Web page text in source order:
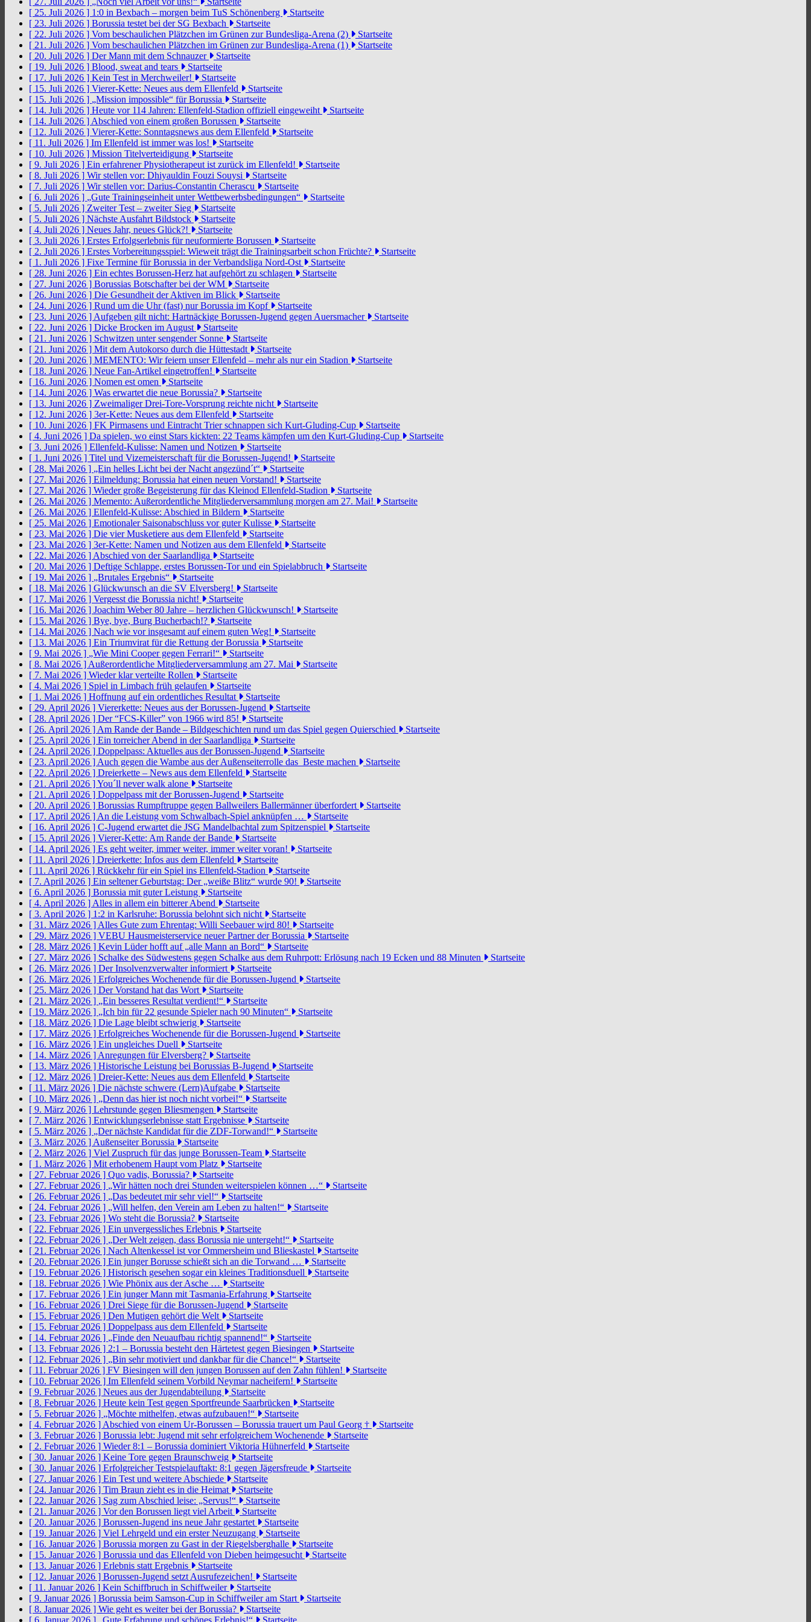
[ 25. Juli 2026 ] 1:0 in Bexbach – morgen beim TuS Schönenberg
Startseite
[ 23. Juli 2026 ] Borussia testet bei der SG Bexbach
Startseite
[ 22. Juli 2026 ] Vom beschaulichen Plätzchen im Grünen zur Bundesliga-Arena (2)
Startseite
[ 21. Juli 2026 ] Vom beschaulichen Plätzchen im Grünen zur Bundesliga-Arena (1)
Startseite
[ 20. Juli 2026 ] Der Mann mit dem Schnauzer
Startseite
[ 19. Juli 2026 ] Blood, sweat and tears
Startseite
[ 17. Juli 2026 ] Kein Test in Merchweiler!
Startseite
[ 15. Juli 2026 ] Vierer-Kette: Neues aus dem Ellenfeld
Startseite
[ 15. Juli 2026 ] „Mission impossible“ für Borussia
Startseite
[ 14. Juli 2026 ] Heute vor 114 Jahren: Ellenfeld-Stadion offiziell eingeweiht
Startseite
[ 14. Juli 2026 ] Abschied von einem großen Borussen
Startseite
[ 12. Juli 2026 ] Vierer-Kette: Sonntagsnews aus dem Ellenfeld
Startseite
[ 11. Juli 2026 ] Im Ellenfeld ist immer was los!
Startseite
[ 10. Juli 2026 ] Mission Titelverteidigung
Startseite
[ 9. Juli 2026 ] Ein erfahrener Physiotherapeut ist zurück im Ellenfeld!
Startseite
[ 8. Juli 2026 ] Wir stellen vor: Dhiyauldin Fouzi Souysi
Startseite
[ 7. Juli 2026 ] Wir stellen vor: Darius-Constantin Cherascu
Startseite
[ 6. Juli 2026 ] „Gute Trainingseinheit unter Wettbewerbsbedingungen“
Startseite
[ 5. Juli 2026 ] Zweiter Test – zweiter Sieg
Startseite
[ 5. Juli 2026 ] Nächste Ausfahrt Bildstock
Startseite
[ 4. Juli 2026 ] Neues Jahr, neues Glück?!
Startseite
[ 3. Juli 2026 ] Erstes Erfolgserlebnis für neuformierte Borussen
Startseite
[ 2. Juli 2026 ] Erstes Vorbereitungsspiel: Wieweit trägt die Trainingsarbeit schon Früchte?
Startseite
[ 1. Juli 2026 ] Fixe Termine für Borussia in der Verbandsliga Nord-Ost
Startseite
[ 28. Juni 2026 ] Ein echtes Borussen-Herz hat aufgehört zu schlagen
Startseite
[ 27. Juni 2026 ] Borussias Botschafter bei der WM
Startseite
[ 26. Juni 2026 ] Die Gesundheit der Aktiven im Blick
Startseite
[ 24. Juni 2026 ] Rund um die Uhr (fast) nur Borussia im Kopf
Startseite
[ 23. Juni 2026 ] Aufgeben gilt nicht: Hartnäckige Borussen-Jugend gegen Auersmacher
Startseite
[ 22. Juni 2026 ] Dicke Brocken im August
Startseite
[ 21. Juni 2026 ] Schwitzen unter sengender Sonne
Startseite
[ 21. Juni 2026 ] Mit dem Autokorso durch die Hüttestadt
Startseite
[ 20. Juni 2026 ] MEMENTO: Wir feiern unser Ellenfeld – mehr als nur ein Stadion
Startseite
[ 18. Juni 2026 ] Neue Fan-Artikel eingetroffen!
Startseite
[ 16. Juni 2026 ] Nomen est omen
Startseite
[ 14. Juni 2026 ] Was erwartet die neue Borussia?
Startseite
[ 13. Juni 2026 ] Zweimaliger Drei-Tore-Vorsprung reichte nicht
Startseite
[ 12. Juni 2026 ] 3er-Kette: Neues aus dem Ellenfeld
Startseite
[ 10. Juni 2026 ] FK Pirmasens und Eintracht Trier schnappen sich Kurt-Gluding-Cup
Startseite
[ 4. Juni 2026 ] Da spielen, wo einst Stars kickten: 22 Teams kämpfen um den Kurt-Gluding-Cup
Startseite
[ 3. Juni 2026 ] Ellenfeld-Kulisse: Namen und Notizen
Startseite
[ 1. Juni 2026 ] Titel und Vizemeisterschaft für die Borussen-Jugend!
Startseite
[ 28. Mai 2026 ] „Ein helles Licht bei der Nacht angezünd´t“
Startseite
[ 27. Mai 2026 ] Eilmeldung: Borussia hat einen neuen Vorstand!
Startseite
[ 27. Mai 2026 ] Wieder große Begeisterung für das Kleinod Ellenfeld-Stadion
Startseite
[ 26. Mai 2026 ] Memento: Außerordentliche Mitgliederversammlung morgen am 27. Mai!
Startseite
[ 26. Mai 2026 ] Ellenfeld-Kulisse: Abschied in Bildern
Startseite
[ 25. Mai 2026 ] Emotionaler Saisonabschluss vor guter Kulisse
Startseite
[ 23. Mai 2026 ] Die vier Musketiere aus dem Ellenfeld
Startseite
[ 23. Mai 2026 ] 3er-Kette: Namen und Notizen aus dem Ellenfeld
Startseite
[ 22. Mai 2026 ] Abschied von der Saarlandliga
Startseite
[ 20. Mai 2026 ] Deftige Schlappe, erstes Borussen-Tor und ein Spielabbruch
Startseite
[ 19. Mai 2026 ] „Brutales Ergebnis“
Startseite
[ 18. Mai 2026 ] Glückwunsch an die SV Elversberg!
Startseite
[ 17. Mai 2026 ] Vergesst die Borussia nicht!
Startseite
[ 16. Mai 2026 ] Joachim Weber 80 Jahre – herzlichen Glückwunsch!
Startseite
[ 15. Mai 2026 ] Bye, bye, Burg Bucherbach!?
Startseite
[ 14. Mai 2026 ] Nach wie vor insgesamt auf einem guten Weg!
Startseite
[ 13. Mai 2026 ] Ein Triumvirat für die Rettung der Borussia
Startseite
[ 9. Mai 2026 ] „Wie Mini Cooper gegen Ferrari!“
Startseite
[ 8. Mai 2026 ] Außerordentliche Mitgliederversammlung am 27. Mai
Startseite
[ 7. Mai 2026 ] Wieder klar verteilte Rollen
Startseite
[ 4. Mai 2026 ] Spiel in Limbach früh gelaufen
Startseite
[ 1. Mai 2026 ] Hoffnung auf ein ordentliches Resultat
Startseite
[ 29. April 2026 ] Viererkette: Neues aus der Borussen-Jugend
Startseite
[ 28. April 2026 ] Der “FCS-Killer” von 1966 wird 85!
Startseite
[ 26. April 2026 ] Am Rande der Bande – Bildgeschichten rund um das Spiel gegen Quierschied
Startseite
[ 25. April 2026 ] Ein torreicher Abend in der Saarlandliga
Startseite
[ 24. April 2026 ] Doppelpass: Aktuelles aus der Borussen-Jugend
Startseite
[ 23. April 2026 ] Auch gegen die Wambe aus der Außenseiterrolle das Beste machen
Startseite
[ 22. April 2026 ] Dreierkette – News aus dem Ellenfeld
Startseite
[ 21. April 2026 ]You´ll never walk alone
Startseite
[ 21. April 2026 ] Doppelpass mit der Borussen-Jugend
Startseite
[ 20. April 2026 ] Borussias Rumpftruppe gegen Ballweilers Ballermänner überfordert
Startseite
[ 17. April 2026 ] An die Leistung vom Schwalbach-Spiel anknüpfen …
Startseite
[ 16. April 2026 ] C-Jugend erwartet die JSG Mandelbachtal zum Spitzenspiel
Startseite
[ 15. April 2026 ] Vierer-Kette: Am Rande der Bande
Startseite
[ 14. April 2026 ] Es geht weiter, immer weiter, immer weiter voran!
Startseite
[ 11. April 2026 ] Dreierkette: Infos aus dem Ellenfeld
Startseite
[ 11. April 2026 ] Rückkehr für ein Spiel ins Ellenfeld-Stadion
Startseite
[ 7. April 2026 ] Ein seltener Geburtstag: Der „weiße Blitz“ wurde 90!
Startseite
[ 6. April 2026 ] Borussia mit guter Leistung
Startseite
[ 4. April 2026 ] Alles in allem ein bitterer Abend
Startseite
[ 3. April 2026 ] 1:2 in Karlsruhe: Borussia belohnt sich nicht
Startseite
[ 31. März 2026 ] Alles Gute zum Ehrentag: Willi Seebauer wird 80!
Startseite
[ 29. März 2026 ] VEBU Hausmeisterservice neuer Partner der Borussia
Startseite
[ 28. März 2026 ] Kevin Lüder hofft auf „alle Mann an Bord“
Startseite
[ 27. März 2026 ] Schalke des Südwestens gegen Schalke aus dem Ruhrpott: Erlösung nach 19 Ecken und 88 Minuten
Startseite
[ 26. März 2026 ] Der Insolvenzverwalter informiert
Startseite
[ 26. März 2026 ] Erfolgreiches Wochenende für die Borussen-Jugend
Startseite
[ 25. März 2026 ] Der Vorstand hat das Wort
Startseite
[ 21. März 2026 ] „Ein besseres Resultat verdient!“
Startseite
[ 19. März 2026 ] „Ich bin für 22 gesunde Spieler nach 90 Minuten“
Startseite
[ 18. März 2026 ] Die Lage bleibt schwierig
Startseite
[ 17. März 2026 ] Erfolgreiches Wochenende für die Borussen-Jugend
Startseite
[ 16. März 2026 ] Ein ungleiches Duell
Startseite
[ 14. März 2026 ] Anregungen für Elversberg?
Startseite
[ 13. März 2026 ] Historische Leistung bei Borussias B-Jugend
Startseite
[ 12. März 2026 ] Dreier-Kette: Neues aus dem Ellenfeld
Startseite
[ 11. März 2026 ] Die nächste schwere (Lern)Aufgabe
Startseite
[ 10. März 2026 ] „Denn das hier ist noch nicht vorbei!“
Startseite
[ 9. März 2026 ] Lehrstunde gegen Bliesmengen
Startseite
[ 7. März 2026 ] Entwicklungserlebnisse statt Ergebnisse
Startseite
[ 5. März 2026 ] „Der nächste Kandidat für die ZDF-Torwand!“
Startseite
[ 3. März 2026 ] Außenseiter Borussia
Startseite
[ 2. März 2026 ] Viel Zuspruch für das junge Borussen-Team
Startseite
[ 1. März 2026 ] Mit erhobenem Haupt vom Platz
Startseite
[ 27. Februar 2026 ] Quo vadis, Borussia?
Startseite
[ 27. Februar 2026 ] „Wir hätten noch drei Stunden weiterspielen können …“
Startseite
[ 26. Februar 2026 ] „Das bedeutet mir sehr viel!“
Startseite
[ 24. Februar 2026 ] „Will helfen, den Verein am Leben zu halten!“
Startseite
[ 23. Februar 2026 ] Wo steht die Borussia?
Startseite
[ 22. Februar 2026 ] Ein unvergessliches Erlebnis
Startseite
[ 22. Februar 2026 ] „Der Welt zeigen, dass Borussia nie untergeht!“
Startseite
[ 21. Februar 2026 ] Nach Altenkessel ist vor Ommersheim und Blieskastel
Startseite
[ 20. Februar 2026 ] Ein junger Borusse schießt sich an die Torwand …
Startseite
[ 19. Februar 2026 ] Historisch gesehen sogar ein kleines Traditionsduell
Startseite
[ 18. Februar 2026 ] Wie Phönix aus der Asche …
Startseite
[ 17. Februar 2026 ] Ein junger Mann mit Tasmania-Erfahrung
Startseite
[ 16. Februar 2026 ] Drei Siege für die Borussen-Jugend
Startseite
[ 15. Februar 2026 ] Den Mutigen gehört die Welt
Startseite
[ 15. Februar 2026 ] Doppelpass aus dem Ellenfeld
Startseite
[ 14. Februar 2026 ] „Finde den Neuaufbau richtig spannend!“
Startseite
[ 13. Februar 2026 ] 2:1 – Borussia besteht den Härtetest gegen Biesingen
Startseite
[ 12. Februar 2026 ] „Bin sehr motiviert und dankbar für die Chance!“
Startseite
[ 11. Februar 2026 ] FV Biesingen will den jungen Borussen auf den Zahn fühlen!
Startseite
[ 10. Februar 2026 ] Im Ellenfeld seinem Vorbild Neymar nacheifern!
Startseite
[ 9. Februar 2026 ] Neues aus der Jugendabteilung
Startseite
[ 8. Februar 2026 ] Heute kein Test gegen Sportfreunde Saarbrücken
Startseite
[ 5. Februar 2026 ] „Möchte mithelfen, etwas aufzubauen!“
Startseite
[ 4. Februar 2026 ] Abschied von einem Ur-Borussen – Borussia trauert um Paul Georg †
Startseite
[ 3. Februar 2026 ] Borussia lebt: Jugend mit sehr erfolgreichem Wochenende
Startseite
[ 2. Februar 2026 ] Wieder 8:1 – Borussia dominiert Viktoria Hühnerfeld
Startseite
[ 30. Januar 2026 ] Keine Tore gegen Braunschweig
Startseite
[ 30. Januar 2026 ] Erfolgreicher Testspielauftakt: 8:1 gegen Jägersfreude
Startseite
[ 27. Januar 2026 ] Ein Test und weitere Abschiede
Startseite
[ 24. Januar 2026 ] Tim Braun zieht es in die Heimat
Startseite
[ 22. Januar 2026 ] Sag zum Abschied leise: „Servus!“
Startseite
[ 21. Januar 2026 ] Vor den Borussen liegt viel Arbeit
Startseite
[ 20. Januar 2026 ] Borussen-Jugend ins neue Jahr gestartet
Startseite
[ 19. Januar 2026 ] Viel Lehrgeld und ein erster Neuzugang
Startseite
[ 16. Januar 2026 ] Borussia morgen zu Gast in der Riegelsberghalle
Startseite
[ 15. Januar 2026 ] Borussia und das Ellenfeld von Dieben heimgesucht
Startseite
[ 13. Januar 2026 ] Erlebnis statt Ergebnis
Startseite
[ 12. Januar 2026 ] Borussen-Jugend setzt Ausrufezeichen!
Startseite
[ 11. Januar 2026 ] Kein Schiffbruch in Schiffweiler
Startseite
[ 9. Januar 2026 ] Borussia beim Samson-Cup in Schiffweiler am Start
Startseite
[ 8. Januar 2026 ] Wie geht es weiter bei der Borussia?
Startseite
[ 6. Januar 2026 ]
„Gute Erfahrung und schönes Erlebnis!“ Startseite